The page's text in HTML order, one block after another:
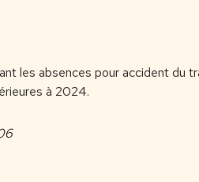
les absences pour accident du
à 2024.